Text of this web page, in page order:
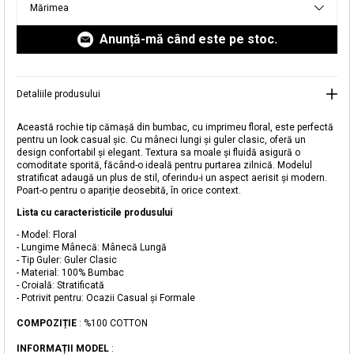
Mărimea
Anunță-mă când este pe stoc.
Detaliile produsului
Această rochie tip cămașă din bumbac, cu imprimeu floral, este perfectă
pentru un look casual șic. Cu mâneci lungi și guler clasic, oferă un
design confortabil și elegant. Textura sa moale și fluidă asigură o
comoditate sporită, făcând-o ideală pentru purtarea zilnică. Modelul
stratificat adaugă un plus de stil, oferindu-i un aspect aerisit și modern.
Poart-o pentru o apariție deosebită, în orice context.
Lista cu caracteristicile produsului
- Model: Floral
- Lungime Mânecă: Mânecă Lungă
- Tip Guler: Guler Clasic
- Material: 100% Bumbac
- Croială: Stratificată
- Potrivit pentru: Ocazii Casual și Formale
COMPOZIȚIE : %100 COTTON
INFORMAȚII MODEL :
Magazinele noastre
Puteți ajunge la magazinul KOTON pe care îl căutați
selectând informațiile despre țară și oraș.
Selecteaza țara
Alertă de stoc
Când produsul revine în stoc, vă
Adăugat în coș
Rochie-Cămașă cu Imprimeu Floral